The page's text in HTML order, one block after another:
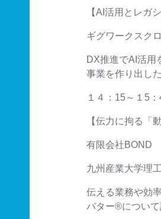
【AI活用とレガ
ギグワークスク
DX推進でAI活用
事業を作り出し
１４：15～１5
【伝力に拘る「
有限会社
九州産業大学
伝える業務や効
バター®について